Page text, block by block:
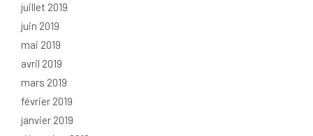
juillet 2019
juin 2019
mai 2019
avril 2019
mars 2019
février 2019
janvier 2019